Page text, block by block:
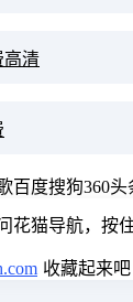
高清
百度搜狗360头
花猫导航，按
收藏起来吧